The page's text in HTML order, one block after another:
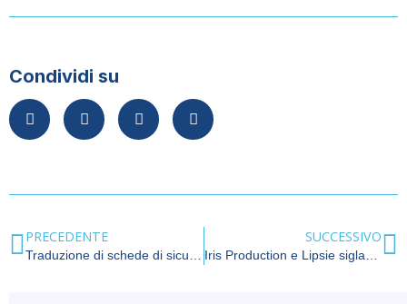
Condividi su
PRECEDENTE SUCCESSIVO